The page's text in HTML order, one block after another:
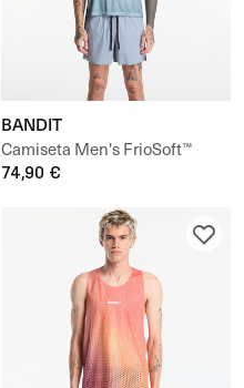
BANDIT
Camiseta Men's FrioSoft™
Performance Box Tee
74,90 €